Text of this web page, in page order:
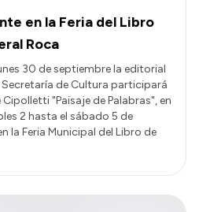
en la Feria del Libro
Roca
30 de septiembre la editorial
de Cultura participará
Cipolletti "Paisaje de Palabras", en
2 hasta el sábado 5 de
la Feria Municipal del Libro de